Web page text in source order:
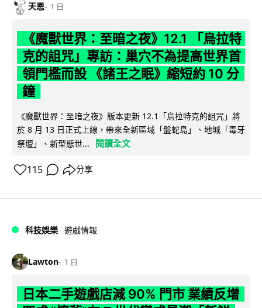
天恩 1 日
《魔獸世界：至暗之夜》12.1 「烏拉特
克的詛咒」專訪：巢穴不為提高世界首
領門檻而設 《諸王之眠》縮短約 10 分
鐘
《魔獸世界：至暗之夜》版本更新 12.1「烏拉特克的詛咒」將
於 8 月 13 日正式上線，帶來全新區域「盤蛇島」、地城「毒牙
祭壇」、新型態世...
閱讀全文
115 分享
科技娛樂 遊戲情報
Lawton 1 日
日本二手遊戲店減 90% 門市 業績反增